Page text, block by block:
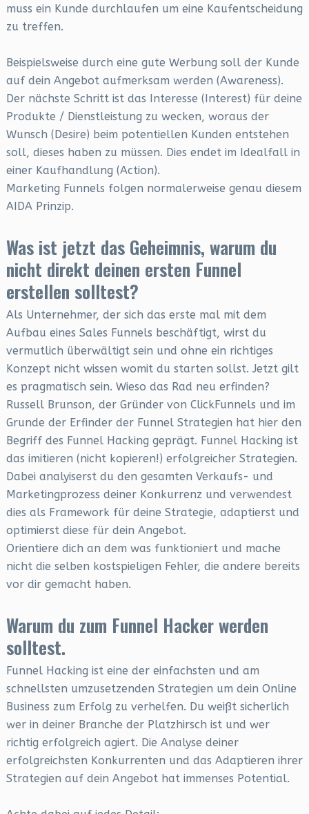
muss ein Kunde durchlaufen um eine Kaufentscheidung
zu treffen.
Beispielsweise durch eine gute Werbung soll der Kunde
auf dein Angebot aufmerksam werden (Awareness).
Der nächste Schritt ist das Interesse (Interest) für deine
Produkte / Dienstleistung zu wecken, woraus der
Wunsch (Desire) beim potentiellen Kunden entstehen
soll, dieses haben zu müssen. Dies endet im Idealfall in
einer Kaufhandlung (Action).
Marketing Funnels folgen normalerweise genau diesem
AIDA Prinzip.
Was ist jetzt das Geheimnis, warum du
nicht direkt deinen ersten Funnel
erstellen solltest?
Als Unternehmer, der sich das erste mal mit dem
Aufbau eines Sales Funnels beschäftigt, wirst du
vermutlich überwältigt sein und ohne ein richtiges
Konzept nicht wissen womit du starten sollst. Jetzt gilt
es pragmatisch sein. Wieso das Rad neu erfinden?
Russell Brunson, der Gründer von ClickFunnels und im
Grunde der Erfinder der Funnel Strategien hat hier den
Begriff des Funnel Hacking geprägt. Funnel Hacking ist
das imitieren (nicht kopieren!) erfolgreicher Strategien.
Dabei analyiserst du den gesamten Verkaufs- und
Marketingprozess deiner Konkurrenz und verwendest
dies als Framework für deine Strategie, adaptierst und
optimierst diese für dein Angebot.
Orientiere dich an dem was funktioniert und mache
nicht die selben kostspieligen Fehler, die andere bereits
vor dir gemacht haben.
Warum du zum Funnel Hacker werden
solltest.
Funnel Hacking ist eine der einfachsten und am
schnellsten umzusetzenden Strategien um dein Online
Business zum Erfolg zu verhelfen. Du weißt sicherlich
wer in deiner Branche der Platzhirsch ist und wer
richtig erfolgreich agiert. Die Analyse deiner
erfolgreichsten Konkurrenten und das Adaptieren ihrer
Strategien auf dein Angebot hat immenses Potential.